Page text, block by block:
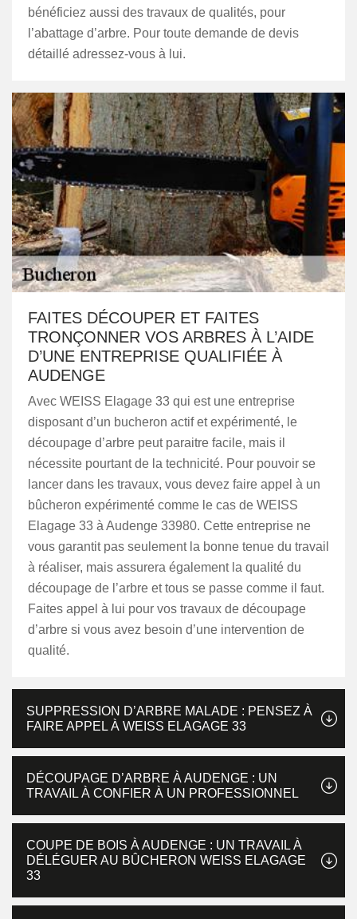
bénéficiez aussi des travaux de qualités, pour
l’abattage d’arbre. Pour toute demande de devis
détaillé adressez-vous à lui.
FAITES DÉCOUPER ET FAITES
TRONÇONNER VOS ARBRES À L’AIDE
D’UNE ENTREPRISE QUALIFIÉE À
AUDENGE
Avec WEISS Elagage 33 qui est une entreprise
disposant d’un bucheron actif et expérimenté, le
découpage d’arbre peut paraitre facile, mais il
nécessite pourtant de la technicité. Pour pouvoir se
lancer dans les travaux, vous devez faire appel à un
bûcheron expérimenté comme le cas de WEISS
Elagage 33 à Audenge 33980. Cette entreprise ne
vous garantit pas seulement la bonne tenue du travail
à réaliser, mais assurera également la qualité du
découpage de l’arbre et tous se passe comme il faut.
Faites appel à lui pour vos travaux de découpage
d’arbre si vous avez besoin d’une intervention de
qualité.
SUPPRESSION D’ARBRE MALADE : PENSEZ À
FAIRE APPEL À WEISS ELAGAGE 33
DÉCOUPAGE D’ARBRE À AUDENGE : UN
TRAVAIL À CONFIER À UN PROFESSIONNEL
COUPE DE BOIS À AUDENGE : UN TRAVAIL À
DÉLÉGUER AU BÛCHERON WEISS ELAGAGE
33